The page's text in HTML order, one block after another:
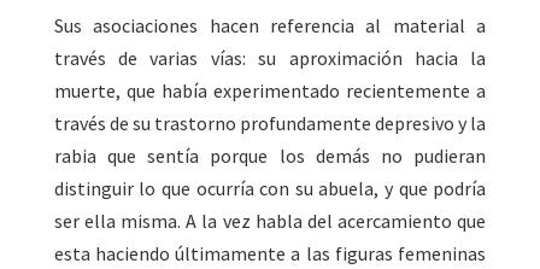
Sus asociaciones hacen referencia al material a
través de varias vías: su aproximación hacia la
muerte, que había experimentado recientemente a
través de su trastorno profundamente depresivo y la
rabia que sentía porque los demás no pudieran
distinguir lo que ocurría con su abuela, y que podría
ser ella misma. A la vez habla del acercamiento que
esta haciendo últimamente a las figuras femeninas